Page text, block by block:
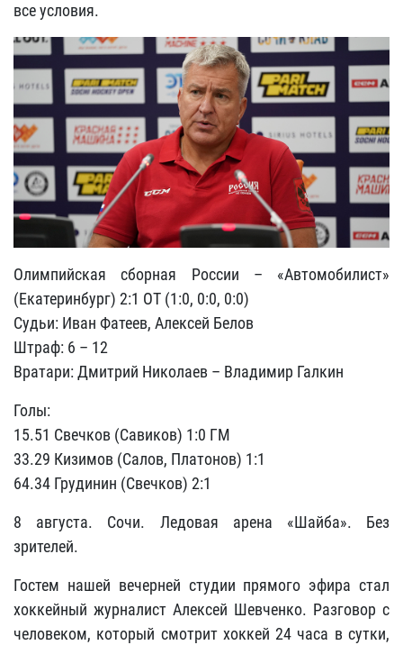
все условия.
Олимпийская сборная России – «Автомобилист»
(Екатеринбург) 2:1 ОТ (1:0, 0:0, 0:0)
Судьи: Иван Фатеев, Алексей Белов
Штраф: 6 – 12
Вратари: Дмитрий Николаев – Владимир Галкин
Голы:
15.51 Свечков (Савиков) 1:0 ГМ
33.29 Кизимов (Салов, Платонов) 1:1
64.34 Грудинин (Свечков) 2:1
8 августа. Сочи. Ледовая арена «Шайба». Без
зрителей.
Гостем нашей вечерней студии прямого эфира стал
хоккейный журналист Алексей Шевченко. Разговор с
человеком, который смотрит хоккей 24 часа в сутки,